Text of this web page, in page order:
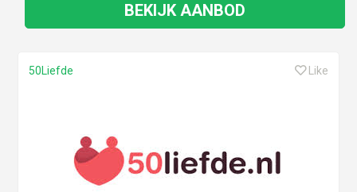
BEKIJK AANBOD
50Liefde Like